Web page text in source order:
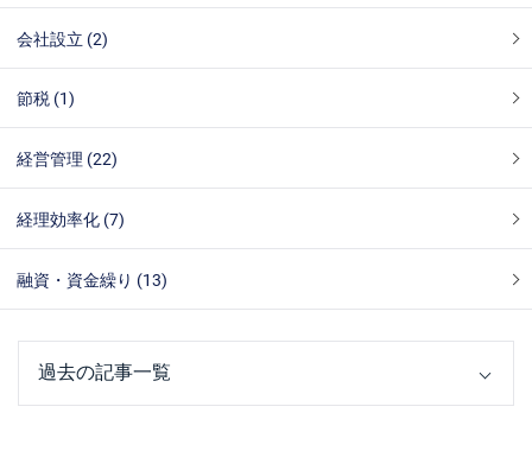
会社設立 (2)
節税 (1)
経営管理 (22)
経理効率化 (7)
融資・資金繰り (13)